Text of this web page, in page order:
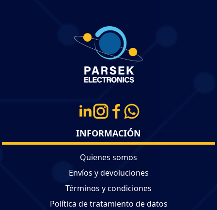
INFORMACIÓN
Quienes somos
Envíos y devoluciones
Términos y condiciones
Política de tratamiento de datos